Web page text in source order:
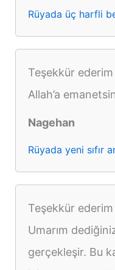
Rüyada üç harfli
Teşekkür
Allah’a
Nagehan
Rüyada yeni sıfır
Teşekkür
Umarım
gerçekleşir. Bu